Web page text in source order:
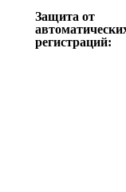
Защита от
регистраций: